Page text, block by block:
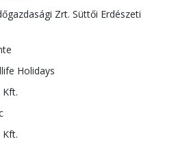
Zrt. Süttői Erdészeti
Holidays
Kft.